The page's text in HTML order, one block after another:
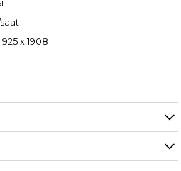
925 x 1908
cihazı, gelişmiş filtreleme sistemi,
yön opsiyonlu kullanım